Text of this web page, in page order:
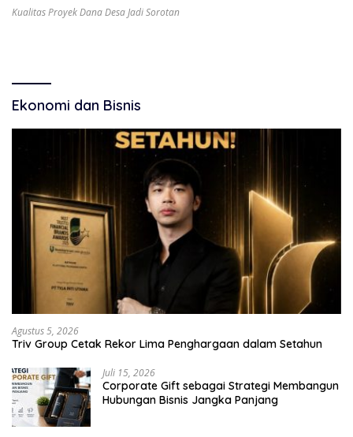
Kualitas Proyek Dana Desa Jadi Sorotan
Ekonomi dan Bisnis
Agustus 5, 2026
Triv Group Cetak Rekor Lima Penghargaan dalam Setahun
Juli 15, 2026
Corporate Gift sebagai Strategi Membangun
Hubungan Bisnis Jangka Panjang